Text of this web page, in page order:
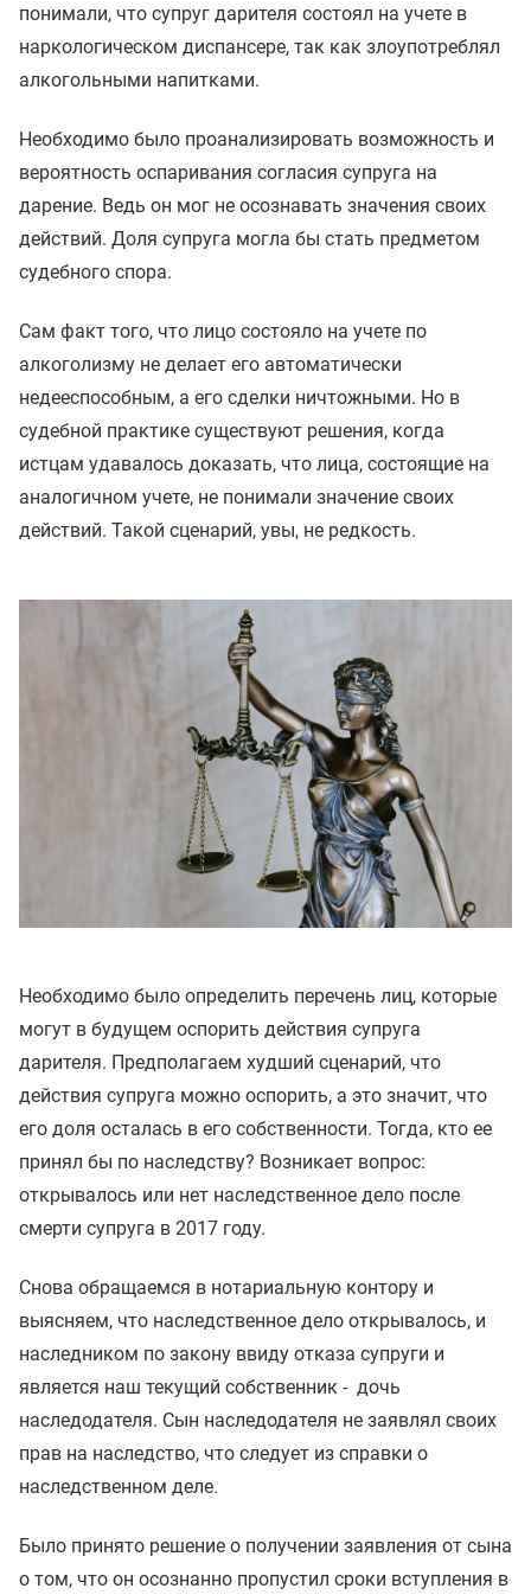
понимали, что супруг дарителя состоял на учете в
наркологическом диспансере, так как злоупотреблял
алкогольными напитками.
Необходимо было проанализировать возможность и
вероятность оспаривания согласия супруга на
дарение. Ведь он мог не осознавать значения своих
действий. Доля супруга могла бы стать предметом
судебного спора.
Сам факт того, что лицо состояло на учете по
алкоголизму не делает его автоматически
недееспособным, а его сделки ничтожными. Но в
судебной практике существуют решения, когда
истцам удавалось доказать, что лица, состоящие на
аналогичном учете, не понимали значение своих
действий. Такой сценарий, увы, не редкость.
Необходимо было определить перечень лиц, которые
могут в будущем оспорить действия супруга
дарителя. Предполагаем худший сценарий, что
действия супруга можно оспорить, а это значит, что
его доля осталась в его собственности. Тогда, кто ее
принял бы по наследству? Возникает вопрос:
открывалось или нет наследственное дело после
смерти супруга в 2017 году.
Снова обращаемся в нотариальную контору и
выясняем, что наследственное дело открывалось, и
наследником по закону ввиду отказа супруги и
является наш текущий собственник - дочь
наследодателя. Сын наследодателя не заявлял своих
прав на наследство, что следует из справки о
наследственном деле.
Было принято решение о получении заявления от сына
о том, что он осознанно пропустил сроки вступления в